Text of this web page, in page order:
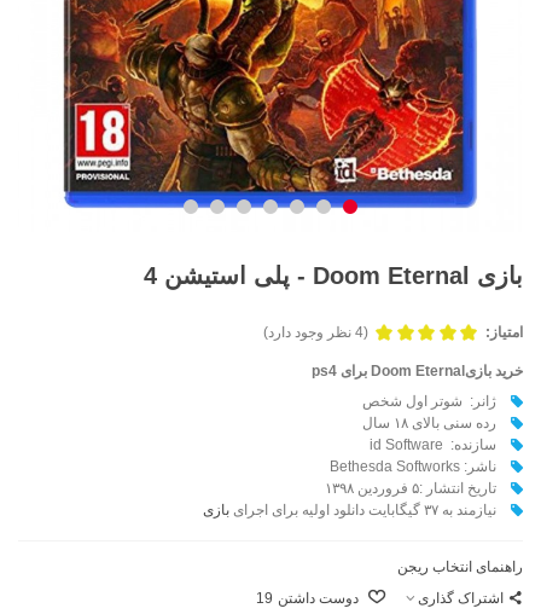
بازی Doom Eternal - پلی استیشن 4
امتیاز: (4 نظر وجود دارد)
خرید بازیDoom Eternal برای ps4
ژانر: شوتر اول شخص
رده سنی بالای ۱۸ سال
سازنده: id Software
ناشر: Bethesda Softworks
تاریخ انتشار :۵ فروردین ۱۳۹۸
نیازمند به ۳۷ گیگابایت دانلود اولیه برای اجرای
بازی
راهنمای انتخاب ریجن
اشتراک گذاری
دوست داشتن 19